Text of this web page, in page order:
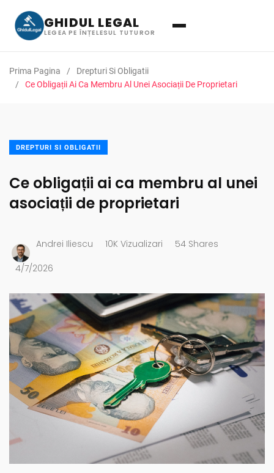
GHIDUL LEGAL
LEGEA PE ÎNȚELESUL TUTUROR
Prima Pagina
Drepturi Si Obligatii
Ce Obligații Ai Ca Membru Al Unei Asociații De Proprietari
DREPTURI SI OBLIGATII
Ce obligații ai ca membru al unei
asociații de proprietari
Andrei Iliescu 10K Vizualizari 54 Shares
4/7/2026